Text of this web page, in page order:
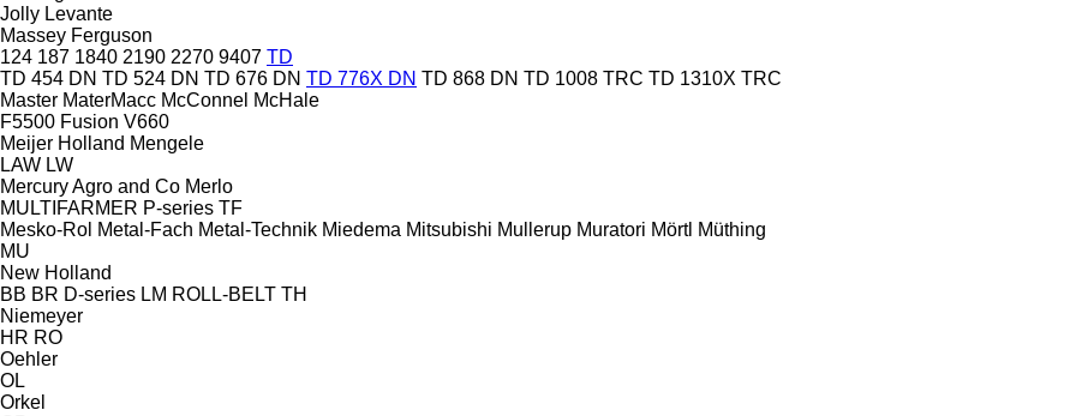
Jolly Levante
Massey Ferguson
124 187 1840 2190 2270 9407 TD
TD 454 DN TD 524 DN TD 676 DN TD 776X DN TD 868 DN TD 1008 TRC TD 1310X TRC
Master MaterMacc McConnel McHale
F5500 Fusion V660
Meijer Holland Mengele
LAW LW
Mercury Agro and Co Merlo
MULTIFARMER P-series TF
Mesko-Rol Metal-Fach Metal-Technik Miedema Mitsubishi Mullerup Muratori Mörtl Müthing
MU
New Holland
BB BR D-series LM ROLL-BELT TH
Niemeyer
HR RO
Oehler
OL
Orkel